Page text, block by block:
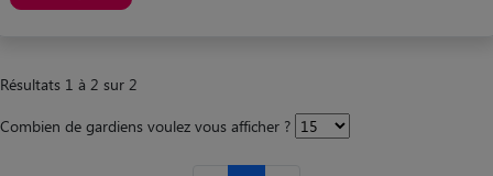
Résultats 1 à 2 sur 2
Combien de gardiens voulez vous afficher ?